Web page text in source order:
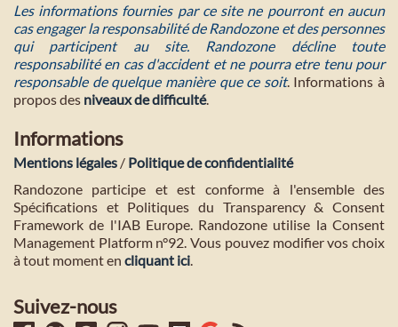
Les informations fournies par ce site ne pourront en aucun
cas engager la responsabilité de Randozone et des personnes
qui participent au site. Randozone décline toute
responsabilité en cas d'accident et ne pourra etre tenu pour
responsable de quelque manière que ce soit. Informations à
propos des niveaux de difficulté.
Informations
Mentions légales / Politique de confidentialité
Randozone participe et est conforme à l'ensemble des
Spécifications et Politiques du Transparency & Consent
Framework de l'IAB Europe. Randozone utilise la Consent
Management Platform n°92. Vous pouvez modifier vos choix
à tout moment en cliquant ici.
Suivez-nous